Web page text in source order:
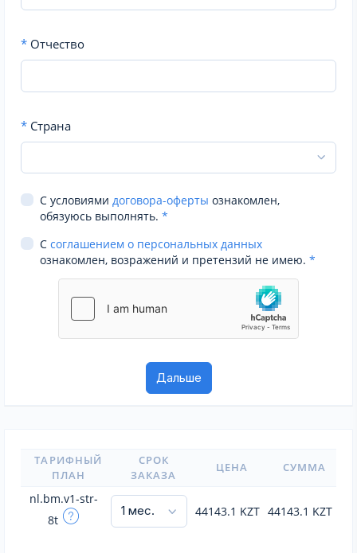
* Отчество
* Страна
С условиями договора-оферты ознакомлен,
обязуюсь выполнять. *
С соглашением о персональных данных
ознакомлен, возражений и претензий не имею. *
ТАРИФНЫЙ
ПЛАН
СРОК
ЗАКАЗА
ЦЕНА СУММА
nl.bm.v1-str-
8t
44143.1 KZT 44143.1 KZT